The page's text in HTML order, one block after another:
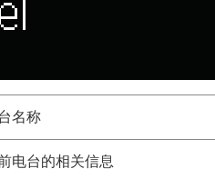
名称
电台的相关信息